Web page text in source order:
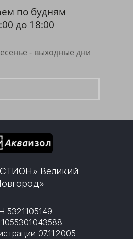
по будням
до 18:00
- выходные дни
Великий
5321105149
07.11.2005